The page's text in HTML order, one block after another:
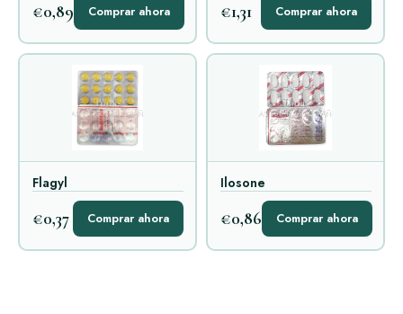
€0,89 Comprar ahora €1,31 Comprar ahora
Flagyl
€0,37 Comprar ahora
Ilosone
€0,86 Comprar ahora